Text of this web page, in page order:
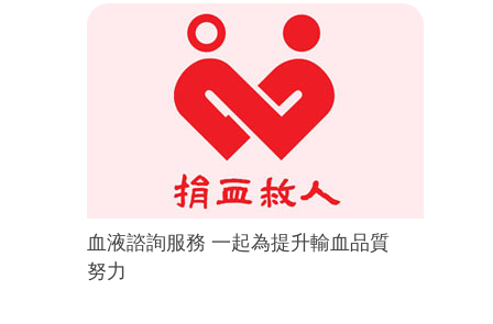
血液諮詢服務 一起為提升輸血品質
努力